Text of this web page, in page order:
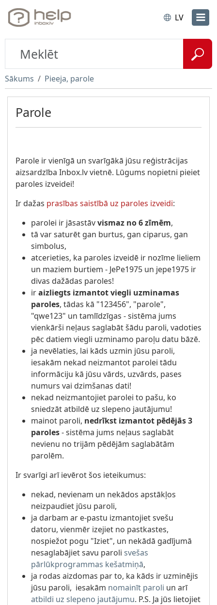
LV
Sākums Pieeja, parole
Parole
Parole ir vienīgā un svarīgākā jūsu reģistrācijas
aizsardzība Inbox.lv vietnē. Lūgums nopietni pieiet
paroles izveidei!
Ir dažas prasības saistībā uz paroles izveidi:
parolei ir jāsastāvvismaz no 6 zīmēm,
tā var saturēt gan burtus, gan ciparus, gan
simbolus,
atcerieties, ka paroles izveidē ir nozīme lieliem
un maziem burtiem - JePe1975 un jepe1975 ir
divas dažādas paroles!
iraizliegts izmantot viegli uzminamas
paroles, tādas kā "123456", "parole",
"qwe123" un tamlīdzīgas - sistēma jums
vienkārši neļaus saglabāt šādu paroli, vadoties
pēc datiem viegli uzminamo paroļu datu bāzē.
ja nevēlaties, lai kāds uzmin jūsu paroli,
iesakām nekad neizmantot parolei tādu
informāciju kā jūsu vārds, uzvārds, pases
numurs vai dzimšanas dati!
nekad neizmantojiet parolei to pašu, ko
sniedzāt atbildē uz slepeno jautājumu!
mainot paroli, nedrīkst izmantot pēdējās 3
paroles- sistēma jums neļaus saglabāt
nevienu no trijām pēdējām saglabātām
parolēm.
Ir svarīgi arī ievērot šos ieteikumus:
nekad, nevienam un nekādos apstākļos
neizpaudiet jūsu paroli,
ja darbam ar e-pastu izmantojiet svešu
datoru, vienmēr izejiet no pastkastes,
nospiežot pogu "Iziet", un nekādā gadījumā
nesaglabājiet savu paroli svešas
pārlūkprogrammas kešatmiņā,
ja rodas aizdomas par to, ka kāds ir uzminējis
jūsu paroli, iesakām nomainīt paroli un arī
atbildi uz slepeno jautājumu. P.S. Ja jūs lietojiet